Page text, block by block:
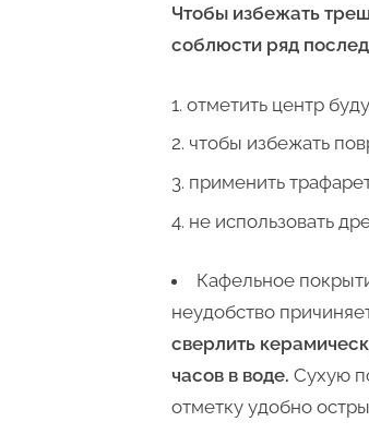
Чтобы избежать
соблюсти ряд
отметить центр
чтобы избежать
применить
не использовать
Кафельное
неудобство
сверлить
часов в воде. Сухую
отметку удобно